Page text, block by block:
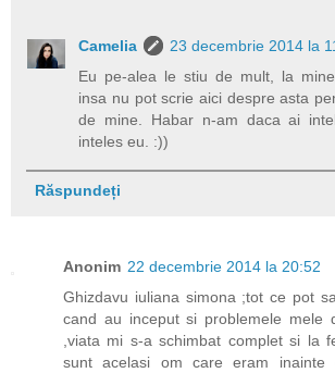
Camelia
23 decembrie 2014 la
Eu pe-alea le stiu de mult, la
insa nu pot scrie aici despre asta
de mine. Habar n-am daca ai
inteles eu. :))
Răspundeți
Anonim 22 decembrie 2014 la 20:52
Ghizdavu iuliana simona ;tot ce pot
cand au inceput si problemele mele
,viata mi s-a schimbat complet si la
sunt acelasi om care eram